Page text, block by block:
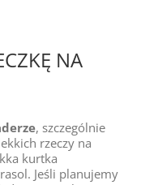
NA
, szczególnie
rzeczy na
kurtka
Jeśli planujemy